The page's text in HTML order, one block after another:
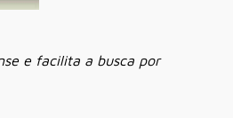
e facilita a busca por